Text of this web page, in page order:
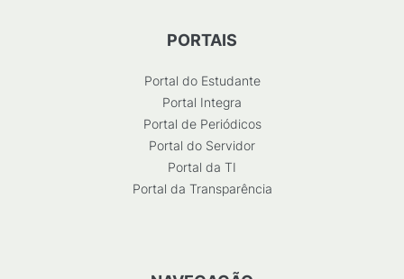
PORTAIS
Portal do Estudante
Portal Integra
Portal de Periódicos
Portal do Servidor
Portal da TI
Portal da Transparência